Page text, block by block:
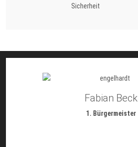
Fabian Beck
1. Bürgermeister